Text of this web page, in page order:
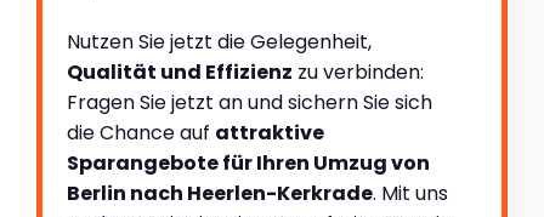
Nutzen Sie jetzt die Gelegenheit,
Qualität und Effizienz zu verbinden:
Fragen Sie jetzt an und sichern Sie sich
die Chance auf attraktive
Sparangebote für Ihren Umzug von
Berlin nach Heerlen-Kerkrade. Mit uns